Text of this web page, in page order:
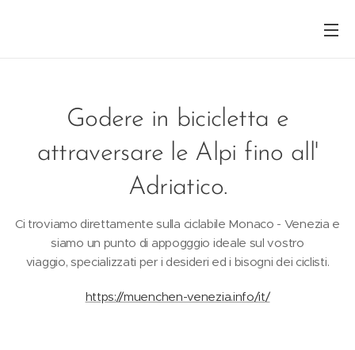
Godere in bicicletta e
attraversare le Alpi fino all'
Adriatico.
Ci troviamo direttamente sulla ciclabile Monaco - Venezia e
siamo un punto di appogggio ideale sul vostro
viaggio, specializzati per i desideri ed i bisogni dei ciclisti.
https://muenchen-venezia.info/it/